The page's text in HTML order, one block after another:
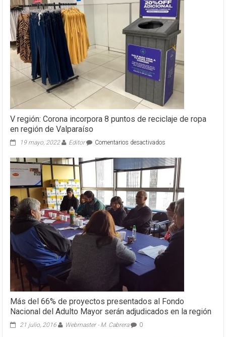
V región: Corona incorpora 8 puntos de reciclaje de ropa
en región de Valparaíso
19 mayo, 2022 Editor Comentarios desactivados
región:
Corona
incorpora
8
puntos
de
reciclaje
de
ropa
en
región
Más del 66% de proyectos presentados al Fondo
Nacional del Adulto Mayor serán adjudicados en la región
21 julio, 2016 Webmaster - M. Cabrera 0